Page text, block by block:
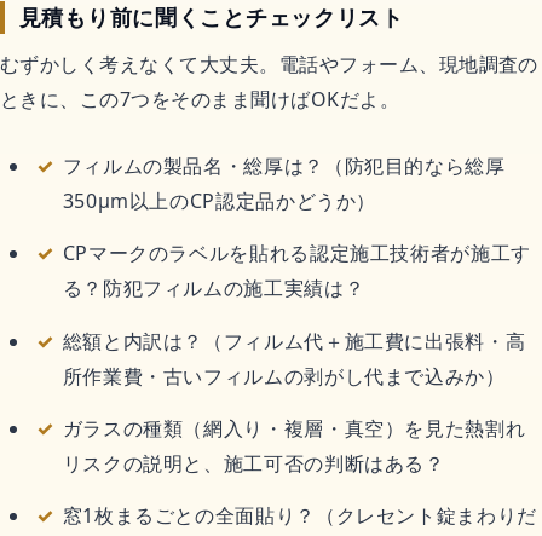
見積もり前に聞くことチェックリスト
むずかしく考えなくて大丈夫。電話やフォーム、現地調査の
ときに、この7つをそのまま聞けばOKだよ。
フィルムの製品名・総厚は？（防犯目的なら総厚
350μm以上のCP認定品かどうか）
CPマークのラベルを貼れる認定施工技術者が施工す
る？防犯フィルムの施工実績は？
総額と内訳は？（フィルム代＋施工費に出張料・高
所作業費・古いフィルムの剥がし代まで込みか）
ガラスの種類（網入り・複層・真空）を見た熱割れ
リスクの説明と、施工可否の判断はある？
窓1枚まるごとの全面貼り？（クレセント錠まわりだ